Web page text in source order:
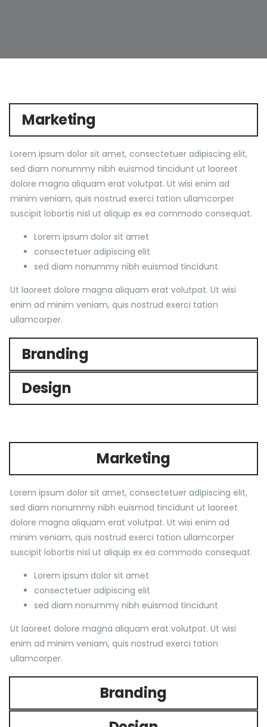
Marketing
Lorem ipsum dolor sit amet, consectetuer adipiscing elit,
sed diam nonummy nibh euismod tincidunt ut laoreet
dolore magna aliquam erat volutpat. Ut wisi enim ad
minim veniam, quis nostrud exerci tation ullamcorper
suscipit lobortis nisl ut aliquip ex ea commodo consequat.
Lorem ipsum dolor sit amet
consectetuer adipiscing elit
sed diam nonummy nibh euismod tincidunt
Ut laoreet dolore magna aliquam erat volutpat. Ut wisi
enim ad minim veniam, quis nostrud exerci tation
ullamcorper.
Branding
Design
Marketing
Lorem ipsum dolor sit amet, consectetuer adipiscing elit,
sed diam nonummy nibh euismod tincidunt ut laoreet
dolore magna aliquam erat volutpat. Ut wisi enim ad
minim veniam, quis nostrud exerci tation ullamcorper
suscipit lobortis nisl ut aliquip ex ea commodo consequat.
Lorem ipsum dolor sit amet
consectetuer adipiscing elit
sed diam nonummy nibh euismod tincidunt
Ut laoreet dolore magna aliquam erat volutpat. Ut wisi
enim ad minim veniam, quis nostrud exerci tation
ullamcorper.
Branding